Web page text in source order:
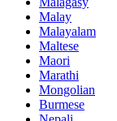
Malay
Malayalam
Maltese
Maori
Marathi
Mongolian
Burmese